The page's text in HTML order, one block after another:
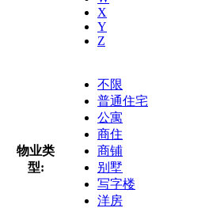
X
Y
Z
物业类
型:
不限
普通住宅
公寓
商住
商铺
别墅
写字楼
洋房